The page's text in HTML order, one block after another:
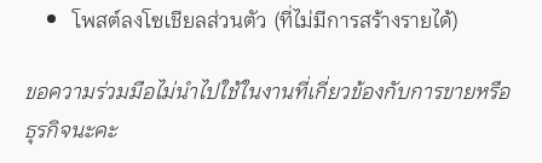
โพสต์ลงโซเชียลส่วนตัว (ที่ไม่มีการสร้างรายได้)
ขอความร่วมมือไม่นำไปใช้ในงานที่เกี่ยวข้องกับการขายหรือ
ธุรกิจนะคะ